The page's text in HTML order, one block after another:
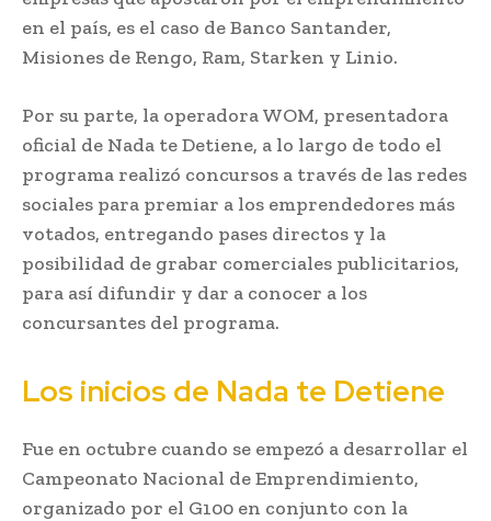
en el país, es el caso de Banco Santander,
Misiones de Rengo, Ram, Starken y Linio.
Por su parte, la operadora WOM, presentadora
oficial de Nada te Detiene, a lo largo de todo el
programa realizó concursos a través de las redes
sociales para premiar a los emprendedores más
votados, entregando pases directos y la
posibilidad de grabar comerciales publicitarios,
para así difundir y dar a conocer a los
concursantes del programa.
Los inicios de Nada te Detiene
Fue en octubre cuando se empezó a desarrollar el
Campeonato Nacional de Emprendimiento,
organizado por el G100 en conjunto con la